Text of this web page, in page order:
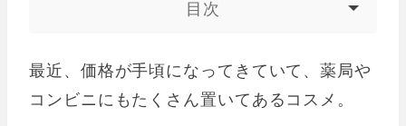
目次
最近、価格が手頃になってきていて、薬局や
コンビニにもたくさん置いてあるコスメ。